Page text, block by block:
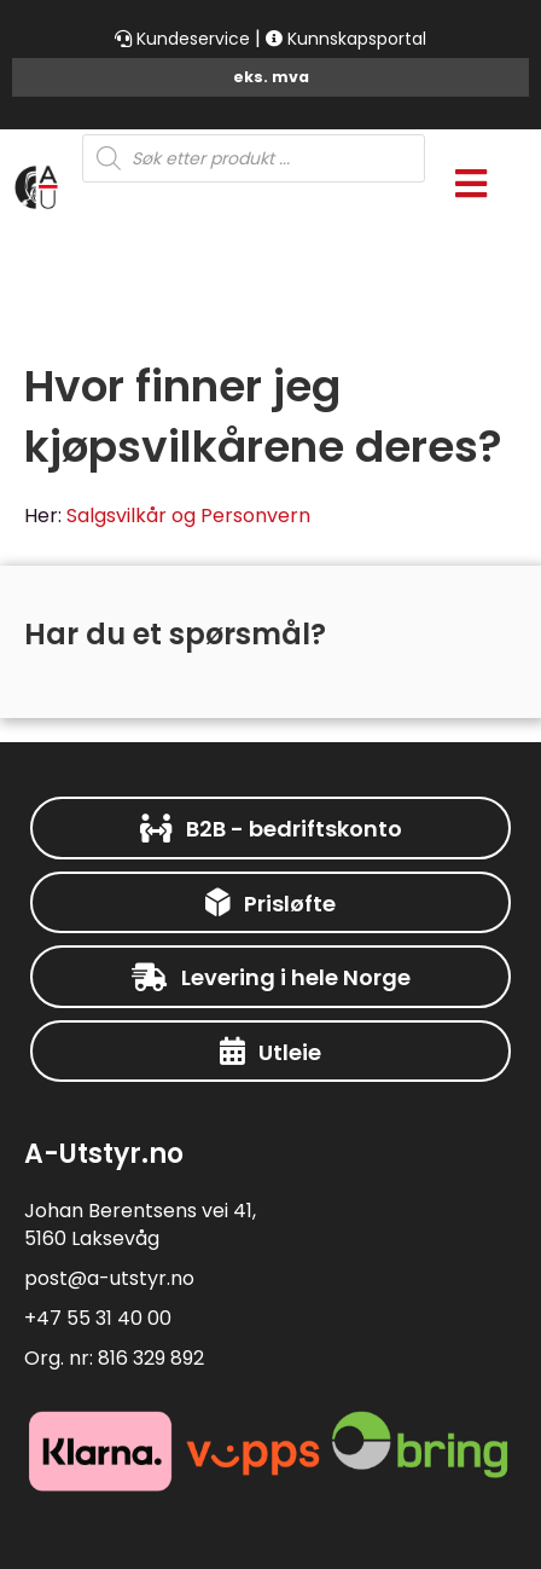
Kundeservice | Kunnskapsportal
Products
search
Hvor finner jeg
kjøpsvilkårene deres?
Her: Salgsvilkår og Personvern
Har du et spørsmål?
B2B - bedriftskonto
Prisløfte
Levering i hele Norge
Utleie
A-Utstyr.no
Johan Berentsens vei 41,
5160 Laksevåg
post@a-utstyr.no
+47 55 31 40 00
Org. nr: 816 329 892